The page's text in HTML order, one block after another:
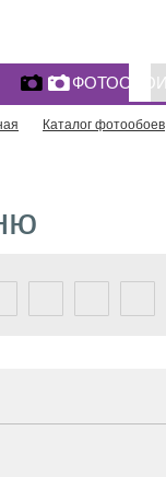
Каталог фотообоев